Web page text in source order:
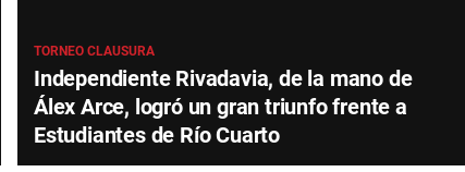
TORNEO CLAUSURA
Independiente Rivadavia, de la mano de
Álex Arce, logró un gran triunfo frente a
Estudiantes de Río Cuarto